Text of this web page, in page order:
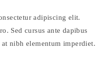
adipiscing elit.
Sed cursus ante dapibus
nibh elementum imperdiet.